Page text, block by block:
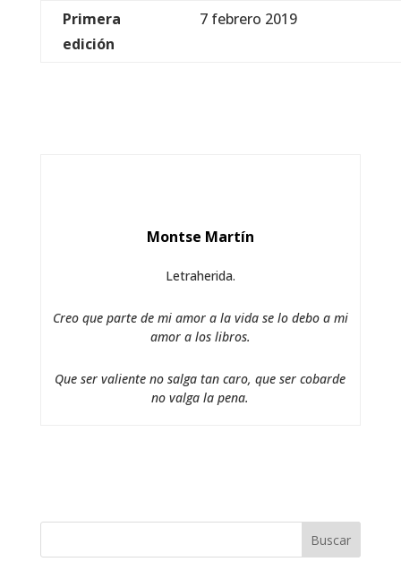
Primera
edición
7 febrero 2019
Montse Martín
Letraherida.
Creo que parte de mi amor a la vida se lo debo a mi
amor a los libros.
Que ser valiente no salga tan caro, que ser cobarde
no valga la pena.